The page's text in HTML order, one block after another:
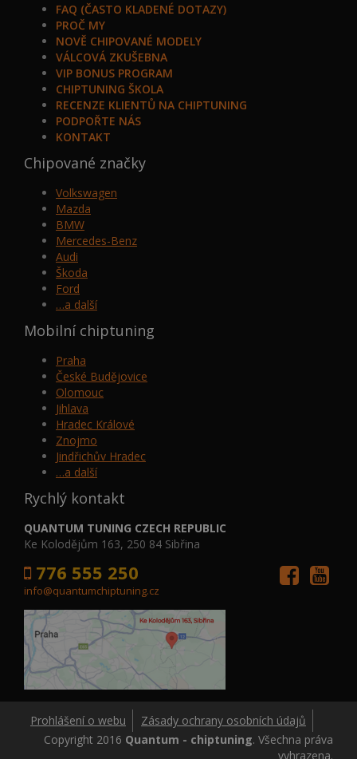
FAQ (ČASTO KLADENÉ DOTAZY)
PROČ MY
NOVĚ CHIPOVANÉ MODELY
VÁLCOVÁ ZKUŠEBNA
VIP BONUS PROGRAM
CHIPTUNING ŠKOLA
RECENZE KLIENTŮ NA CHIPTUNING
PODPOŘTE NÁS
KONTAKT
Chipované značky
Volkswagen
Mazda
BMW
Mercedes-Benz
Audi
Škoda
Ford
…a další
Mobilní chiptuning
Praha
České Budějovice
Olomouc
Jihlava
Hradec Králové
Znojmo
Jindřichův Hradec
…a další
Rychlý kontakt
QUANTUM TUNING CZECH REPUBLIC
Ke Kolodějům 163, 250 84 Sibřina
776 555 250
info@quantumchiptuning.cz
Prohlášení o webu
Zásady ochrany osobních údajů
Copyright 2016 Quantum - chiptuning. Všechna práva
vyhrazena.